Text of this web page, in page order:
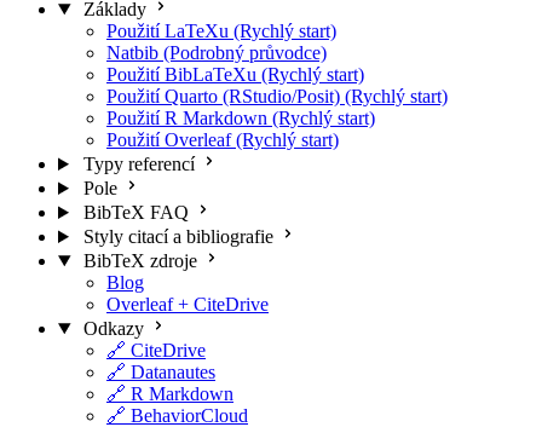
Základy
Použití LaTeXu (Rychlý start)
Natbib (Podrobný průvodce)
Použití BibLaTeXu (Rychlý start)
Použití Quarto (RStudio/Posit) (Rychlý start)
Použití R Markdown (Rychlý start)
Použití Overleaf (Rychlý start)
Typy referencí
Pole
BibTeX FAQ
Styly citací a bibliografie
BibTeX zdroje
Blog
Overleaf + CiteDrive
Odkazy
🔗 CiteDrive
🔗 Datanautes
🔗 R Markdown
🔗 BehaviorCloud